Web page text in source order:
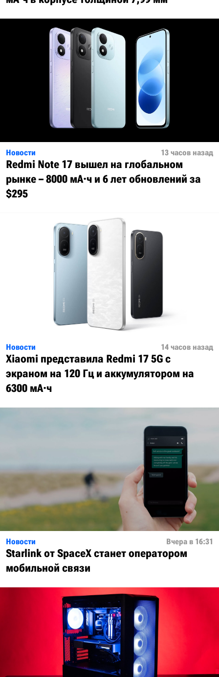
Новости 13 часов назад
Redmi Note 17 вышел на глобальном
рынке – 8000 мА·ч и 6 лет обновлений за
$295
Новости 14 часов назад
Xiaomi представила Redmi 17 5G с
экраном на 120 Гц и аккумулятором на
6300 мА·ч
Новости Вчера в 16:31
Starlink от SpaceX станет оператором
мобильной связи